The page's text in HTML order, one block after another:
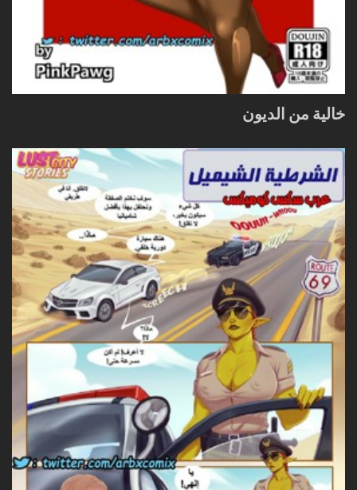
خالية من الديون